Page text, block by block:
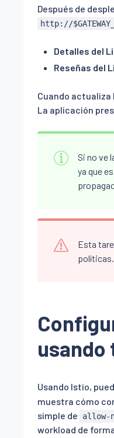
Después de
http://
Detalles del
Reseñas del
Cuando
La aplicación
Si no ve
ya que
Esta
políticas.
usando
Usando Istio,
muestra cómo
simple de
allow-
workload de